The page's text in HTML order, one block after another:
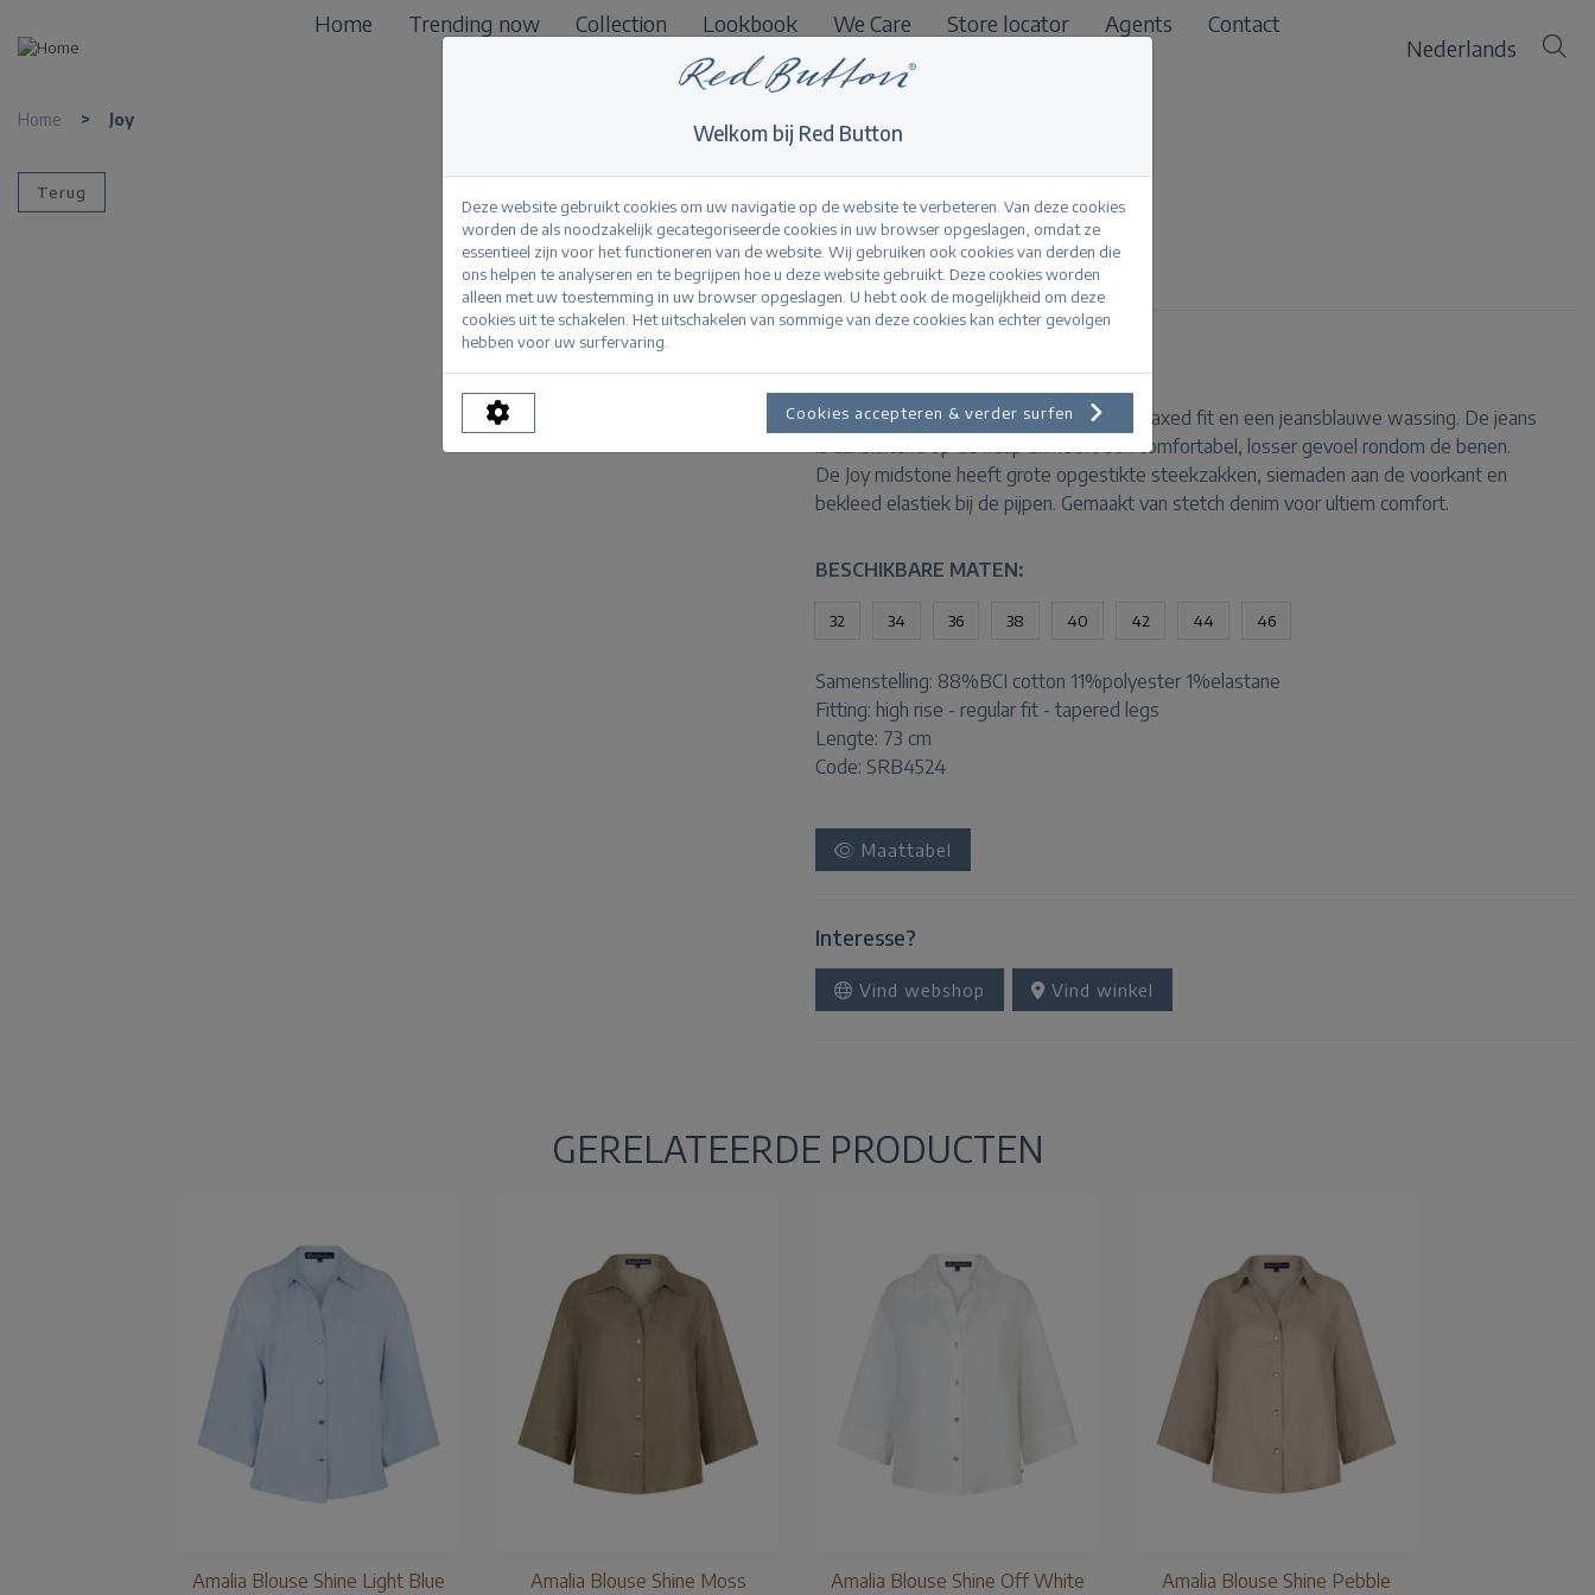
Home Trending now Collection Lookbook We Care Store locator Agents
Contact
B2B
Nederlands
Home > Joy
Terug
Joy midstone
De Joy midstone is een jeans met een relaxed fit en een jeansblauwe wassing. De jeans
is aansluitend op de heup en heeft een comfortabel, losser gevoel rondom de benen.
De Joy midstone heeft grote opgestikte steekzakken, siernaden aan de voorkant en
bekleed elastiek bij de pijpen. Gemaakt van stetch denim voor ultiem comfort.
BESCHIKBARE MATEN:
32 34 36 38 40 42 44 46
Samenstelling: 88%BCI cotton 11%polyester 1%elastane
Fitting: high rise - regular fit - tapered legs
Lengte: 73 cm
Code: SRB4524
Maattabel
Interesse?
Vind webshop Vind winkel
GERELATEERDE PRODUCTEN
Amalia Blouse Shine Light Blue Amalia Blouse Shine Moss Amalia Blouse Shine Off White Amalia Blouse Shine Pebble
Welkom bij Red Button
Deze website gebruikt cookies om uw navigatie op de website te verbeteren. Van deze cookies
worden de als noodzakelijk gecategoriseerde cookies in uw browser opgeslagen, omdat ze
essentieel zijn voor het functioneren van de website. Wij gebruiken ook cookies van derden die
ons helpen te analyseren en te begrijpen hoe u deze website gebruikt. Deze cookies worden
alleen met uw toestemming in uw browser opgeslagen. U hebt ook de mogelijkheid om deze
cookies uit te schakelen. Het uitschakelen van sommige van deze cookies kan echter gevolgen
hebben voor uw surfervaring.
Cookies accepteren & verder surfen